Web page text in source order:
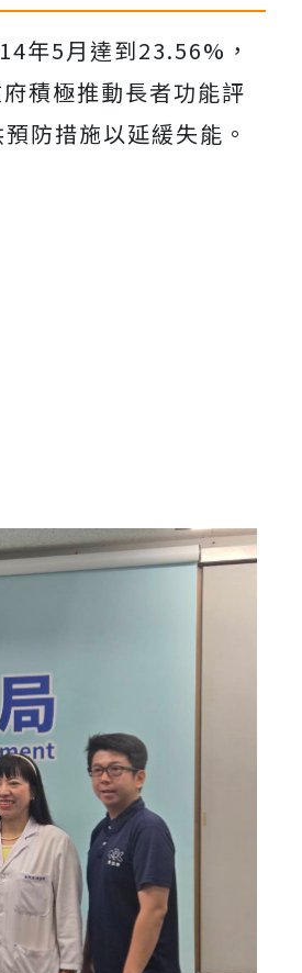
年5月達到23.56%，
積極推動長者功能評
防措施以延緩失能。